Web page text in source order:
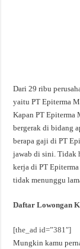
Dari 29 ribu
yaitu PT Epiterma
Kapan PT Epiterma
bergerak di bidang
berapa gaji di PT
jawab di sini. Tidak
kerja di PT
tidak menunggu
Daftar Lowongan
[the_ad id=”381″]
Mungkin kamu